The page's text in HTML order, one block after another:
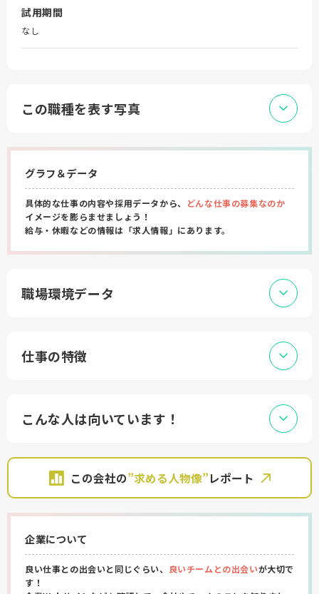
試用期間
なし
この職種を表す写真
グラフ＆データ
具体的な仕事の内容や採用データから、
どんな仕事の募集なのか
イメージを膨らませましょう！
給与・休暇などの情報は「求人情報」にあります。
職場環境データ
仕事の特徴
こんな人は向いています！
この会社の”求める人物像”レポート
企業について
良い仕事との出会いと同じぐらい、 良いチームとの出会いが大切で
す！